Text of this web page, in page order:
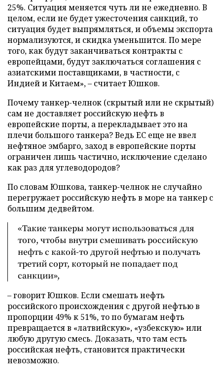
25%. Ситуация меняется чуть ли не ежедневно. В
целом, если не будет ужесточения санкций, то
ситуация будет выпрямляться, и объемы экспорта
нормализуются, и скидка уменьшится. По мере
того, как будут заканчиваться контракты с
европейцами, будут заключаться соглашения с
азиатскими поставщиками, в частности, с
Индией и Китаем», – считает Юшков.
Почему танкер-челнок (скрытый или не скрытый)
сам не доставляет российскую нефть в
европейские порты, а перекладывает это на
плечи большого танкера? Ведь ЕС еще не ввел
нефтяное эмбарго, заход в европейские порты
ограничен лишь частично, исключение сделано
как раз для углеводородов?
По словам Юшкова, танкер-челнок не случайно
перегружает российскую нефть в море на танкер с
большим дедвейтом.
«Такие танкеры могут использоваться для
того, чтобы внутри смешивать российскую
нефть с какой-то другой нефтью и получать
третий сорт, который не попадает под
санкции»,
– говорит Юшков. Если смешать нефть
российского происхождения с другой нефтью в
пропорции 49% к 51%, то по бумагам нефть
превращается в «латвийскую», «узбекскую» или
любую другую смесь. Доказать, что там есть
российская нефть, становится практически
невозможно.